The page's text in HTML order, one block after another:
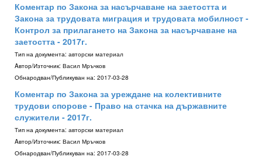
Коментар по Закона за насърчаване на заетостта и
Закона за трудовата миграция и трудовата мобилност -
Контрол за прилагането на Закона за насърчаване на
заетостта - 2017г.
Тип на документа: авторски материал
Aвтор/Източник: Васил Мръчков
Обнародван/Публикуван на: 2017-03-28
Коментар по Закона за уреждане на колективните
трудови спорове - Право на стачка на държавните
служители - 2017г.
Тип на документа: авторски материал
Aвтор/Източник: Васил Мръчков
Обнародван/Публикуван на: 2017-03-28